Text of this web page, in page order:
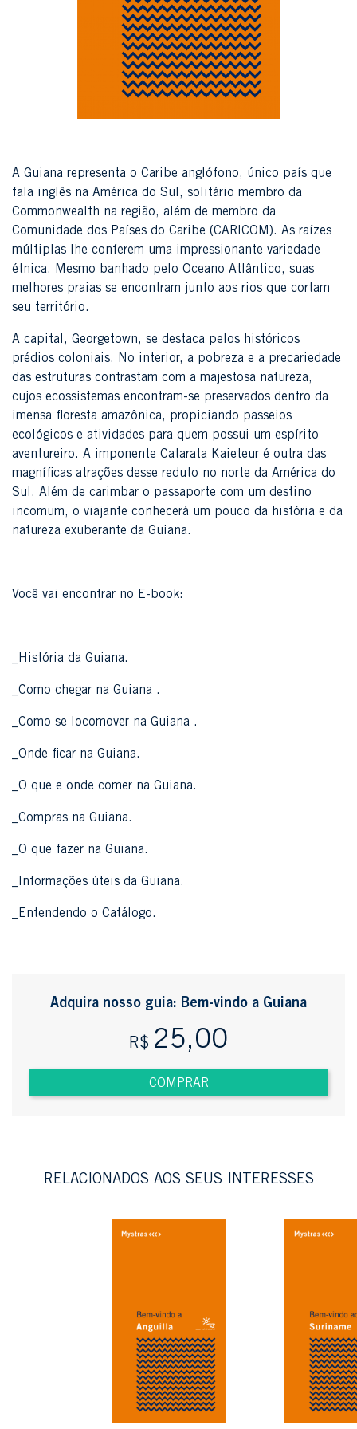
A Guiana representa o Caribe anglófono, único país que
fala inglês na América do Sul, solitário membro da
Commonwealth na região, além de membro da
Comunidade dos Países do Caribe (CARICOM). As raízes
múltiplas lhe conferem uma impressionante variedade
étnica. Mesmo banhado pelo Oceano Atlântico, suas
melhores praias se encontram junto aos rios que cortam
seu território.
A capital, Georgetown, se destaca pelos históricos
prédios coloniais. No interior, a pobreza e a precariedade
das estruturas contrastam com a majestosa natureza,
cujos ecossistemas encontram-se preservados dentro da
imensa floresta amazônica, propiciando passeios
ecológicos e atividades para quem possui um espírito
aventureiro. A imponente Catarata Kaieteur é outra das
magníficas atrações desse reduto no norte da América do
Sul. Além de carimbar o passaporte com um destino
incomum, o viajante conhecerá um pouco da história e da
natureza exuberante da Guiana.
Você vai encontrar no E-book:
_História da Guiana.
_Como chegar na Guiana .
_Como se locomover na Guiana .
_Onde ficar na Guiana.
_O que e onde comer na Guiana.
_Compras na Guiana.
_O que fazer na Guiana.
_Informações úteis da Guiana.
_Entendendo o Catálogo.
Adquira nosso guia: Bem-vindo a Guiana
R$ 25,00
COMPRAR
RELACIONADOS AOS SEUS INTERESSES